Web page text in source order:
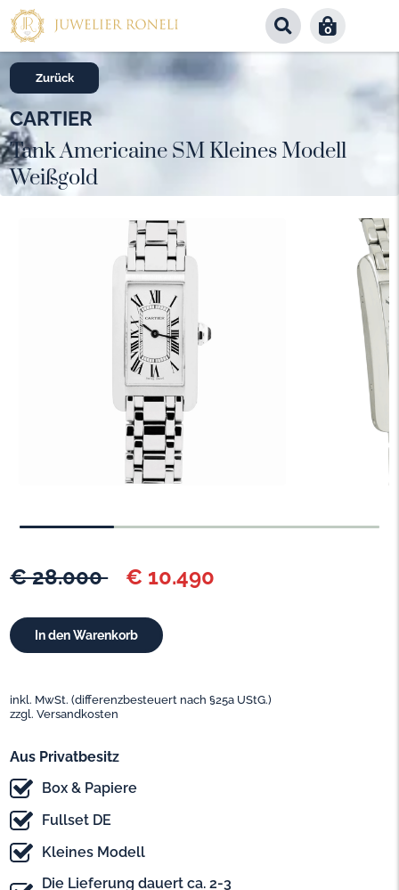
0
Zurück
€ 28.000 € 10.490
inkl. MwSt. (differenzbesteuert nach §25a UStG.)
zzgl. Versandkosten
Aus Privatbesitz
Box & Papiere
Fullset DE
Kleines Modell
Die Lieferung dauert ca. 2-3
CARTIER
Tank Americaine SM Kleines Modell
Weißgold